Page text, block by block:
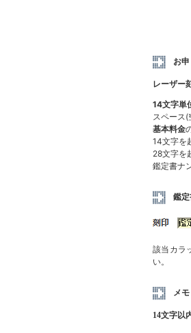
お
レーザー
14文字単
スペース(
基本料金
14文字を
28文字を
鑑定書ナ
鑑
該当カラ
い。
メ
14文字以